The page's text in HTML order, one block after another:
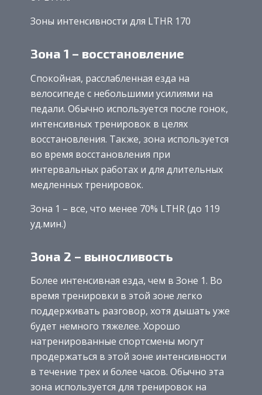
Зоны интенсивности для LTHR 170
Зона 1 – восстановление
Спокойная, расслабленная езда на
велосипеде с небольшими усилиями на
педали. Обычно используется после гонок,
интенсивных тренировок в целях
восстановления. Также, зона используется
во время восстановления при
интервальных работах и для длительных
медленных тренировок.
Зона 1 – все, что менее 70% LTHR (до 119
уд.мин.)
Зона 2 – выносливость
Более интенсивная езда, чем в Зоне 1. Во
время тренировки в этой зоне легко
поддерживать разговор, хотя дышать уже
будет немного тяжелее. Хорошо
натренированные спортсмены могут
продержаться в этой зоне интенсивности
в течение трех и более часов. Обычно эта
зона используется для тренировок на